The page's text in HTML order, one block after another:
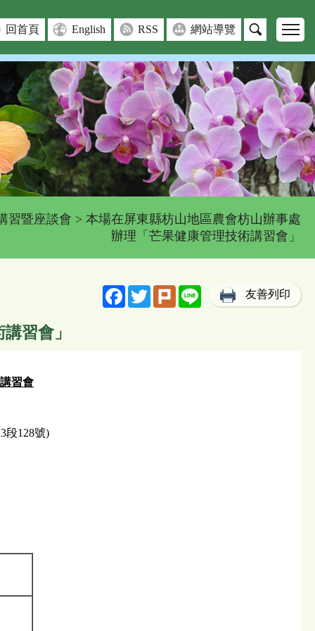
回首頁 English RSS 網站導覽
習暨座談會 > 本場在屏東縣枋山地區農會枋山辦事處
辦理「芒果健康管理技術講習會」
FacebookTwitterPlurk Line 友善列印
習會」
習會
段128號)